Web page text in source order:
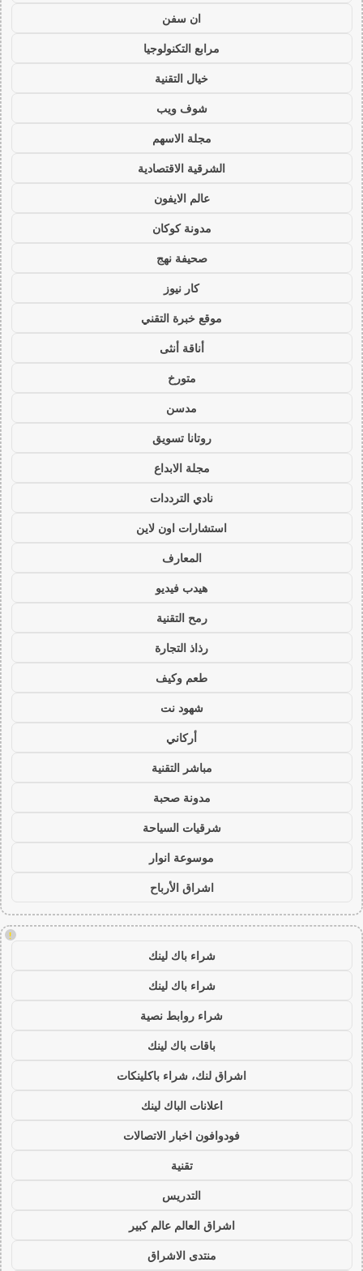
ان سفن
مرابع التكنولوجيا
خيال التقنية
شوف ويب
مجلة الاسهم
الشرقية الاقتصادية
عالم الايفون
مدونة كوكان
صحيفة نهج
كار نيوز
موقع خبرة التقني
أناقة أنثى
متورخ
مدسن
روتانا تسويق
مجلة الابداع
نادي الترددات
استشارات اون لاين
المعارف
هيدب فيديو
رمح التقنية
رذاذ التجارة
طعم وكيف
شهود نت
أركاني
مباشر التقنية
مدونة صحبة
شرقيات السياحة
موسوعة انوار
اشراق الأرباح
!
شراء باك لينك
شراء باك لينك
شراء روابط نصية
باقات باك لينك
اشراق لنك، شراء باكلينكات
اعلانات الباك لينك
فودوافون اخبار الاتصالات
تقنية
التدريس
اشراق العالم عالم كبير
منتدى الاشراق